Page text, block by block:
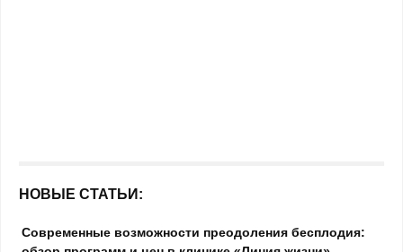
НОВЫЕ СТАТЬИ:
Современные возможности преодоления бесплодия: